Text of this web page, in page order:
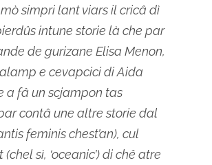
simpri lant viars il cricâ dì
intune storie là che par
de gurizane Elisa Menon,
e cevapcici di Aida
a fâ un scjampon tas
contâ une altre storie dal
feminis chest’an), cul
sì, ‘oceanic’) di chê atre